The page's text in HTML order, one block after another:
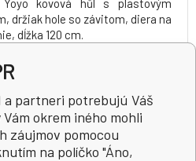
Yoyo kovová hůl s plastovým
držiak hole so závitom, diera na
dĺžka 120 cm.
a partneri potrebujú Váš
okrem iného mohli
záujmov pomocou
na políčko "Áno,